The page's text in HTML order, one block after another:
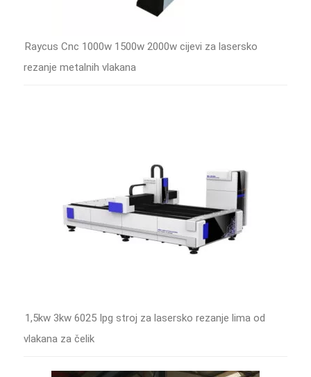
Raycus Cnc 1000w 1500w 2000w cijevi za lasersko
rezanje metalnih vlakana
1,5kw 3kw 6025 Ipg stroj za lasersko rezanje lima od
vlakana za čelik